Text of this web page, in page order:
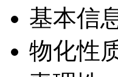
基本信
物化性